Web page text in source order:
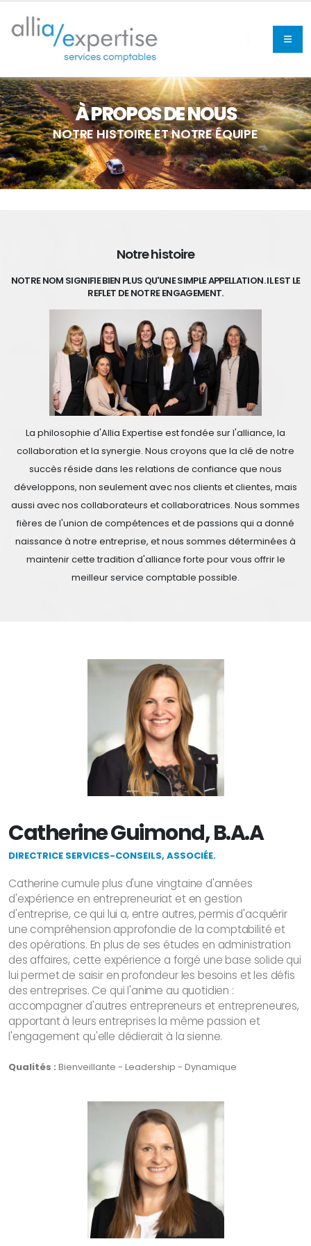
À PROPOS DE NOUS
NOTRE HISTOIRE ET NOTRE ÉQUIPE
Notre histoire
NOTRE NOM SIGNIFIE BIEN PLUS QU'UNE SIMPLE APPELLATION. IL EST LE
REFLET DE NOTRE ENGAGEMENT.
La philosophie d'Allia Expertise est fondée sur l'alliance, la
collaboration et la synergie. Nous croyons que la clé de notre
succès réside dans les relations de confiance que nous
développons, non seulement avec nos clients et clientes, mais
aussi avec nos collaborateurs et collaboratrices. Nous sommes
fières de l'union de compétences et de passions qui a donné
naissance à notre entreprise, et nous sommes déterminées à
maintenir cette tradition d'alliance forte pour vous offrir le
meilleur service comptable possible.
Catherine Guimond, B.A.A
DIRECTRICE SERVICES-CONSEILS, ASSOCIÉE.
Catherine cumule plus d'une vingtaine d'années
d'expérience en entrepreneuriat et en gestion
d'entreprise, ce qui lui a, entre autres, permis d'acquérir
une compréhension approfondie de la comptabilité et
des opérations. En plus de ses études en administration
des affaires, cette expérience a forgé une base solide qui
lui permet de saisir en profondeur les besoins et les défis
des entreprises. Ce qui l'anime au quotidien :
accompagner d'autres entrepreneurs et entrepreneures,
apportant à leurs entreprises la même passion et
l'engagement qu'elle dédierait à la sienne.
Qualités : Bienveillante - Leadership - Dynamique